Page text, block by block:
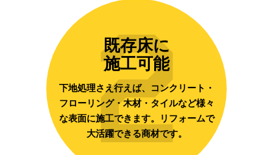
2
既存床に
施工可能
下地処理さえ行えば、コンクリート・
フローリング・木材・タイルなど様々
な表面に施工できます。リフォームで
大活躍できる商材です。